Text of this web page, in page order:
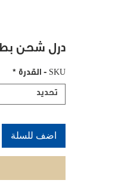
درل شحن
SKU - القدرة *
تحديد
اضف للسلة